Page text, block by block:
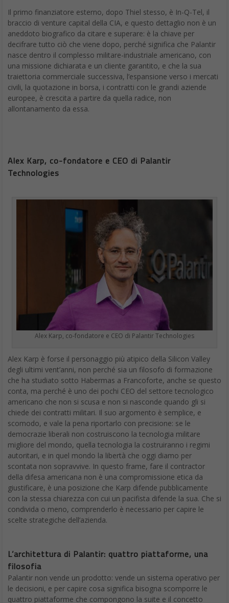
Il primo finanziatore esterno, dopo Thiel stesso, è In-Q-Tel, il
braccio di venture capital della CIA, e questo dettaglio non è un
aneddoto biografico da citare e superare: è la chiave per
decifrare tutto ciò che viene dopo, perché significa che Palantir
nasce dentro il complesso militare-industriale americano, con
una missione dichiarata e un cliente garantito, e che la sua
traiettoria commerciale successiva, l’espansione verso i mercati
civili, la quotazione in borsa, i contratti con le grandi aziende
europee, è crescita a partire da quella radice, non
allontanamento da essa.
Alex Karp, co-fondatore e CEO di Palantir
Technologies
Alex Karp, co-fondatore e CEO di Palantir Technologies
Alex Karp è forse il personaggio più atipico della Silicon Valley
degli ultimi vent’anni, non perché sia un filosofo di formazione
che ha studiato sotto Habermas a Francoforte, anche se questo
conta, ma perché è uno dei pochi CEO del settore tecnologico
americano che non si scusa e non si nasconde quando gli si
chiede dei contratti militari. Il suo argomento è semplice, e
scomodo, e vale la pena riportarlo con precisione: se le
democrazie liberali non costruiscono la tecnologia militare
migliore del mondo, quella tecnologia la costruiranno i regimi
autoritari, e in quel mondo la libertà che oggi diamo per
scontata non sopravvive. In questo frame, fare il contractor
della difesa americana non è una compromissione etica da
giustificare, è una posizione che Karp difende pubblicamente
con la stessa chiarezza con cui un pacifista difende la sua. Che si
condivida o meno, comprenderlo è necessario per capire le
scelte strategiche dell’azienda.
L’architettura di Palantir: quattro piattaforme, una
filosofia
Palantir non vende un prodotto: vende un sistema operativo per
le decisioni, e per capire cosa significa bisogna scomporre le
quattro piattaforme che compongono la suite e il concetto